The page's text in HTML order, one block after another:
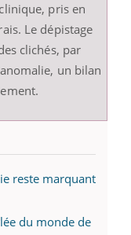
pris en
Le dépistage
clichés, par
un bilan
reste marquant
du monde de